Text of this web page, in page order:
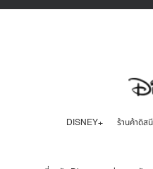
DISNEY+ ร้านค้าดิส